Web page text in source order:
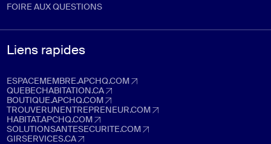
FOIRE AUX QUESTIONS
Liens rapides
ESPACEMEMBRE.APCHQ.COM
espacemembre.apchq.com (Ouvre dans un nouvel onglet)
QUEBECHABITATION.CA
quebechabitation.ca (Ouvre dans un nouvel onglet)
BOUTIQUE.APCHQ.COM
boutique.apchq.com (Ouvre dans un nouvel onglet)
TROUVERUNENTREPRENEUR.COM
trouverunentrepreneur.com (Ouvre dans un nouvel onglet)
HABITAT.APCHQ.COM
habitat.apchq.com (Ouvre dans un nouvel onglet)
SOLUTIONSANTESECURITE.COM
solutionsantesecurite.com (Ouvre dans un nouvel onglet)
GIRSERVICES.CA